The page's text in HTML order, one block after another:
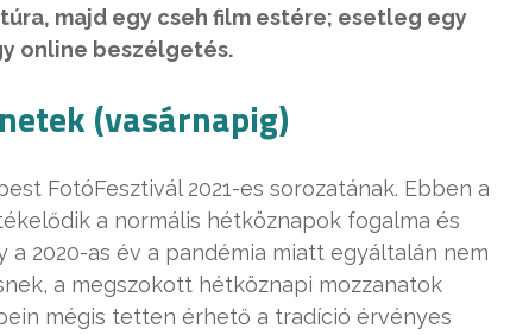
majd egy cseh film estére; esetleg egy
online beszélgetés.
(vasárnapig)
FotóFesztivál 2021-es sorozatának. Ebben a
a normális hétköznapok fogalma és
2020-as év a pandémia miatt egyáltalán nem
a megszokott hétköznapi mozzanatok
mégis tetten érhető a tradíció érvényes